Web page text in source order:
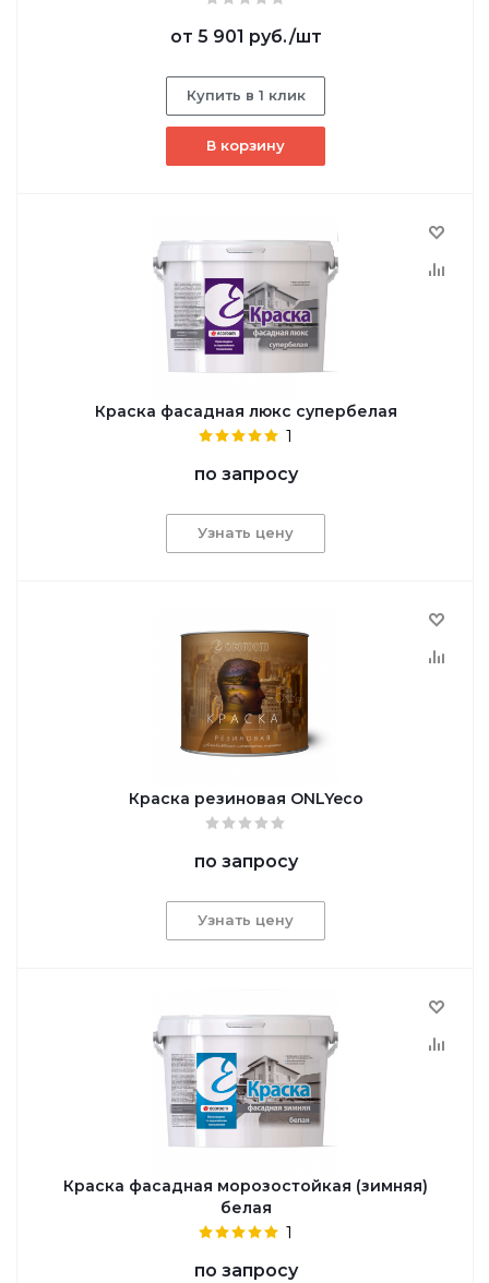
от 5 901 руб./шт
Купить в 1 клик
В корзину
Краска фасадная люкс супербелая
1
по запросу
Узнать цену
Краска резиновая ONLYeco
по запросу
Узнать цену
Краска фасадная морозостойкая (зимняя)
белая
1
по запросу